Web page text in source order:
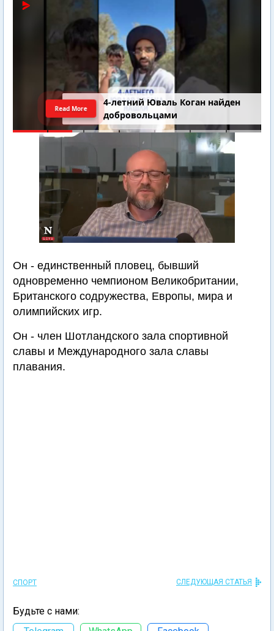
4-летний Юваль Коган найден
добровольцами
Read More
Он - единственный пловец, бывший
одновременно чемпионом Великобритании,
Британского содружества, Европы, мира и
олимпийских игр.
Он - член Шотландского зала спортивной
славы и Международного зала славы
плавания.
СПОРТ СЛЕДУЮЩАЯ СТАТЬЯ
Будьте с нами: